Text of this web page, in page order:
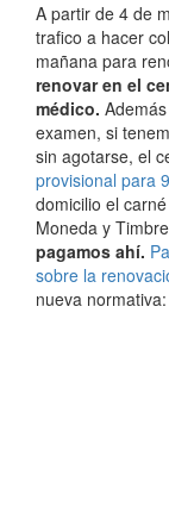
A partir de 4 de
trafico a hacer
mañana para
renovar en el
médico.
examen, si
sin agotarse, el
provisional para
domicilio el
Moneda y
pagamos ahí.
sobre la
nueva normativa: